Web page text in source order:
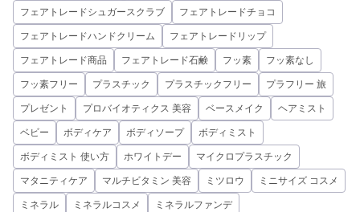
フェアトレードシュガースクラブ フェアトレードチョコ
フェアトレードハンドクリーム フェアトレードリップ
フェアトレード商品 フェアトレード石鹸 フッ素 フッ素なし
フッ素フリー プラスチック プラスチックフリー プラフリー 旅
プレゼント プロバイオティクス 美容 ベースメイク ヘアミスト
ベビー ボディケア ボディソープ ボディミスト
ボディミスト 使い方 ホワイトデー マイクロプラスチック
マタニティケア マルチビタミン 美容 ミツロウ ミニサイズ コスメ
ミネラル ミネラルコスメ ミネラルファンデ